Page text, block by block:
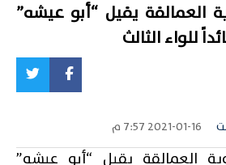
العمالقة يقيل “أبو عيشه”
للواء الثالث
2021-01-16 7:57 م